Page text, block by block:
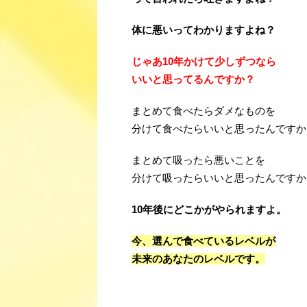
体に悪いってわかりますよね？
じゃあ10年かけて少しずつなら
いいと思ってるんですか？
まとめて食べたらダメなものを
分けて食べたらいいと思ったんです
まとめて吸ったら悪いことを
分けて吸ったらいいと思ったんです
10年後にどこかがやられますよ。
今、選んで食べているレベルが
未来のあなたのレベルです。